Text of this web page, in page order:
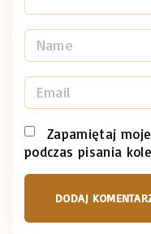
a
m
e
*
m
a
i
l
Zapamiętaj
podczas pisania